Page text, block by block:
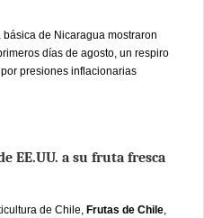
de Nicaragua mostraron
días de agosto, un respiro
presiones inflacionarias
EE.UU. a su fruta fresca
de Chile, Frutas de Chile,